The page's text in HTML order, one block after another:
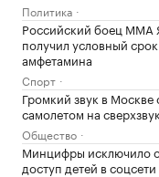
Политика
Российский боец ММА
получил условный
амфетамина
Спорт
Громкий звук в Москве
самолетом на
Общество
Минцифры исключило
доступ детей в соцсети